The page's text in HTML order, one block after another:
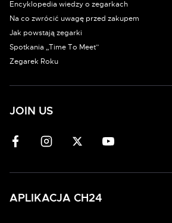
Encyklopedia wiedzy o zegarkach
Na co zwrócić uwagę przed zakupem
Jak powstają zegarki
Spotkania „Time To Meet”
Zegarek Roku
JOIN US
APLIKACJA CH24